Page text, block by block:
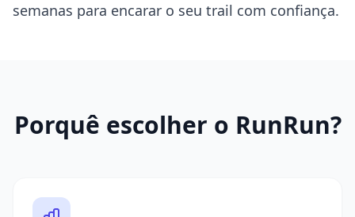
semanas para encarar o seu trail com confiança.
Porquê escolher o RunRun?